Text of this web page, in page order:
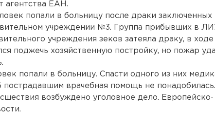
агентства ЕАН.
попали в больницу после драки заключенных
учреждении №3. Группа прибывших в
учреждения зеков затеяла драку, в
поджечь хозяйственную постройку, но пожар
попали в больницу. Спасти одного из них
пострадавшим врачебная помощь не понадобилась.
возбуждено уголовное дело. Европейско-